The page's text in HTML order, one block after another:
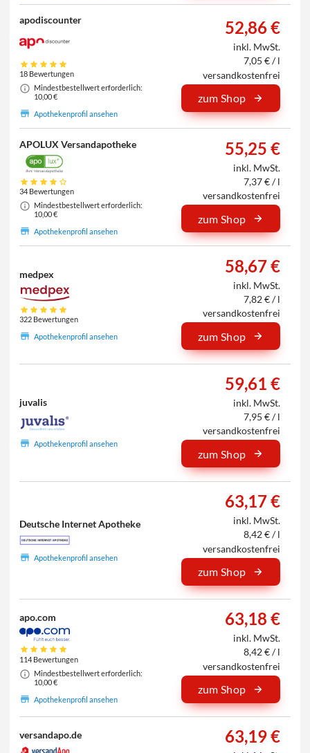
apodiscounter
18 Bewertungen
Mindestbestellwert erforderlich:
10,00 €
Apothekenprofil ansehen
52,86 €
inkl. MwSt.
7,05 € / l
versandkostenfrei
zum Shop
APOLUX Versandapotheke
34 Bewertungen
Mindestbestellwert erforderlich:
10,00 €
Apothekenprofil ansehen
55,25 €
inkl. MwSt.
7,37 € / l
versandkostenfrei
zum Shop
medpex
322 Bewertungen
Apothekenprofil ansehen
58,67 €
inkl. MwSt.
7,82 € / l
versandkostenfrei
zum Shop
juvalis
Apothekenprofil ansehen
59,61 €
inkl. MwSt.
7,95 € / l
versandkostenfrei
zum Shop
Deutsche Internet Apotheke
Apothekenprofil ansehen
63,17 €
inkl. MwSt.
8,42 € / l
versandkostenfrei
zum Shop
apo.com
114 Bewertungen
Mindestbestellwert erforderlich:
10,00 €
Apothekenprofil ansehen
63,18 €
inkl. MwSt.
8,42 € / l
versandkostenfrei
zum Shop
versandapo.de 63,19 €